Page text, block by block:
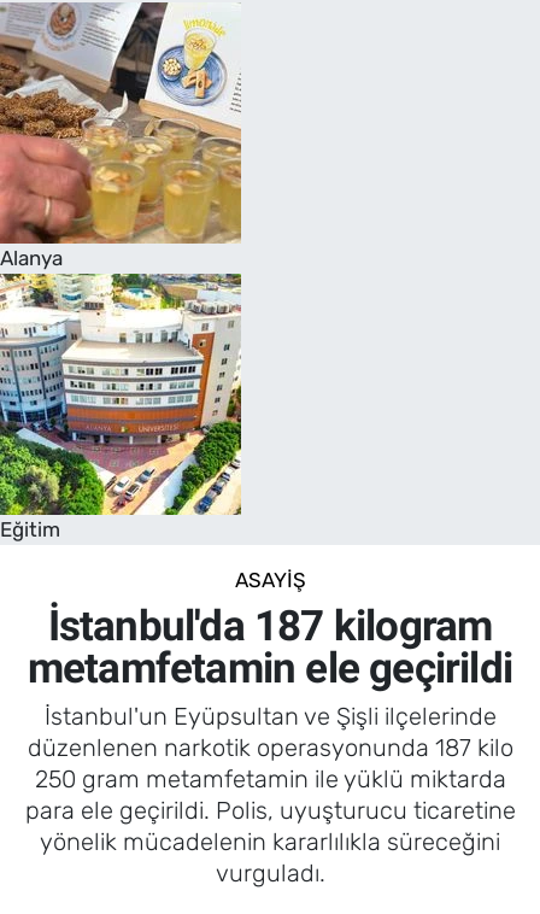
Alanya
Eğitim
ASAYIŞ
İstanbul'da 187 kilogram
metamfetamin ele geçirildi
İstanbul'un Eyüpsultan ve Şişli ilçelerinde
düzenlenen narkotik operasyonunda 187 kilo
250 gram metamfetamin ile yüklü miktarda
para ele geçirildi. Polis, uyuşturucu ticaretine
yönelik mücadelenin kararlılıkla süreceğini
vurguladı.